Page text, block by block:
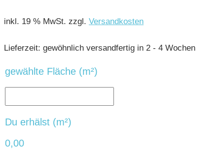
inkl. 19 % MwSt. zzgl. Versandkosten
Lieferzeit: gewöhnlich versandfertig in 2 - 4 Wochen
gewählte Fläche (m²)
Du erhälst (m²)
0,00